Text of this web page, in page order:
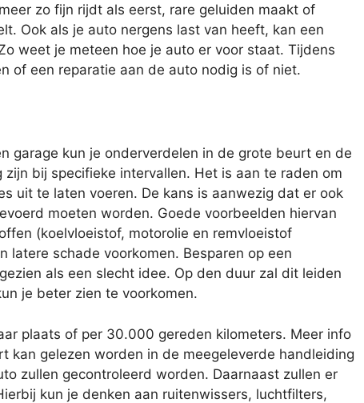
zo fijn rijdt als eerst, rare geluiden maakt of
Ook als je auto nergens last van heeft, kan een
weet je meteen hoe je auto er voor staat. Tijdens
of een reparatie aan de auto nodig is of niet.
garage kun je onderverdelen in de grote beurt en de
bij specifieke intervallen. Het is aan te raden om
uit te laten voeren. De kans is aanwezig dat er ook
moeten worden. Goede voorbeelden hiervan
(koelvloeistof, motorolie en remvloeistof
latere schade voorkomen. Besparen op een
als een slecht idee. Op den duur zal dit leiden
je beter zien te voorkomen.
plaats of per 30.000 gereden kilometers. Meer info
kan gelezen worden in de meegeleverde handleiding
zullen gecontroleerd worden. Daarnaast zullen er
kun je denken aan ruitenwissers, luchtfilters,